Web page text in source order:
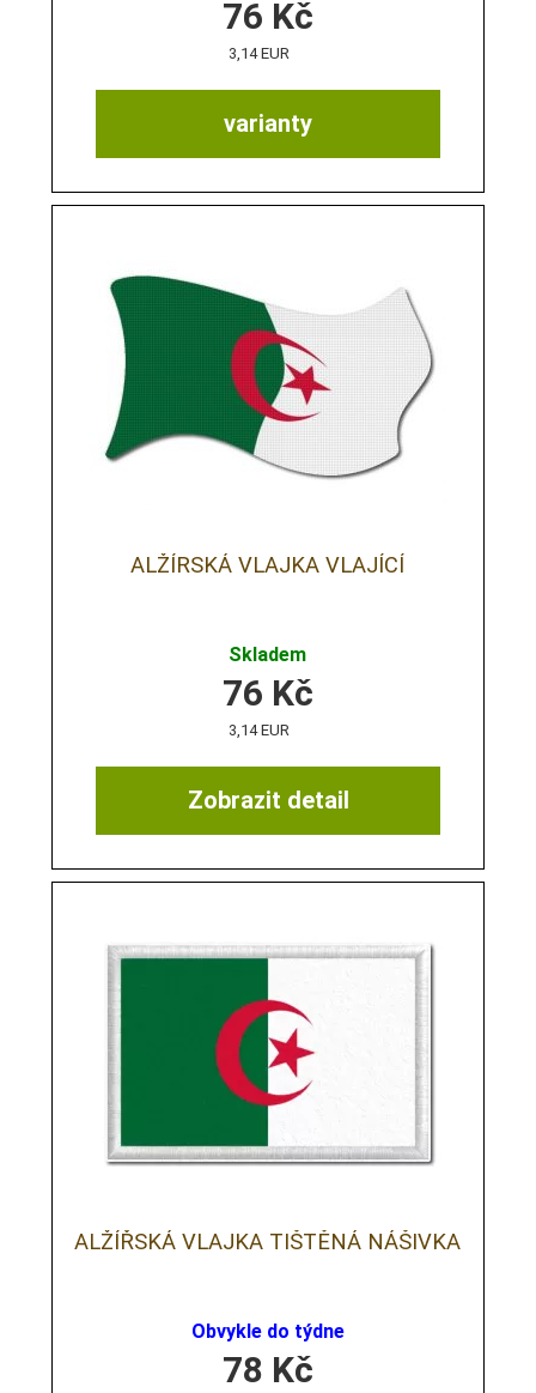
varianty
76 Kč
3,14 EUR
ALŽÍRSKÁ VLAJKA VLAJÍCÍ
Skladem
Zobrazit detail
76 Kč
3,14 EUR
ALŽÍŘSKÁ VLAJKA TIŠTĚNÁ NÁŠIVKA
Obvykle do týdne
78 Kč